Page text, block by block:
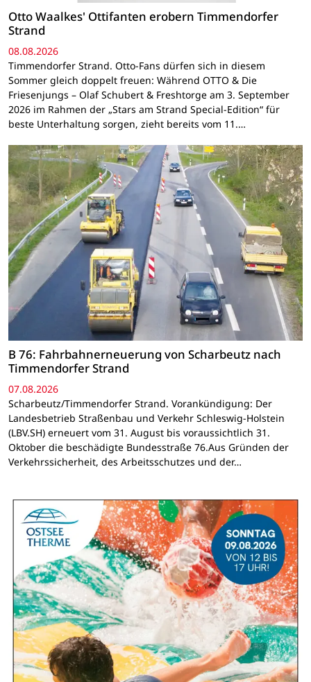
Otto Waalkes' Ottifanten erobern Timmendorfer
Strand
08.08.2026
Timmendorfer Strand. Otto-Fans dürfen sich in diesem
Sommer gleich doppelt freuen: Während OTTO & Die
Friesenjungs – Olaf Schubert & Freshtorge am 3. September
2026 im Rahmen der „Stars am Strand Special-Edition“ für
beste Unterhaltung sorgen, zieht bereits vom 11.…
B 76: Fahrbahnerneuerung von Scharbeutz nach
Timmendorfer Strand
07.08.2026
Scharbeutz/Timmendorfer Strand. Vorankündigung: Der
Landesbetrieb Straßenbau und Verkehr Schleswig-Holstein
(LBV.SH) erneuert vom 31. August bis voraussichtlich 31.
Oktober die beschädigte Bundesstraße 76.Aus Gründen der
Verkehrssicherheit, des Arbeitsschutzes und der…